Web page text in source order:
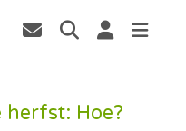
herfst: Hoe?